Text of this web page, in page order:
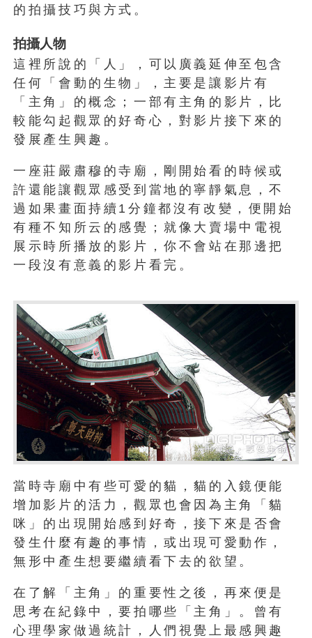
的拍攝技巧與方式。
拍攝人物
這裡所說的「人」，可以廣義延伸至包含
任何「會動的生物」，主要是讓影片有
「主角」的概念；一部有主角的影片，比
較能勾起觀眾的好奇心，對影片接下來的
發展產生興趣。
一座莊嚴肅穆的寺廟，剛開始看的時候或
許還能讓觀眾感受到當地的寧靜氣息，不
過如果畫面持續1分鐘都沒有改變，便開始
有種不知所云的感覺；就像大賣場中電視
展示時所播放的影片，你不會站在那邊把
一段沒有意義的影片看完。
當時寺廟中有些可愛的貓，貓的入鏡便能
增加影片的活力，觀眾也會因為主角「貓
咪」的出現開始感到好奇，接下來是否會
發生什麼有趣的事情，或出現可愛動作，
無形中產生想要繼續看下去的欲望。
在了解「主角」的重要性之後，再來便是
思考在紀錄中，要拍哪些「主角」。曾有
心理學家做過統計，人們視覺上最感興趣